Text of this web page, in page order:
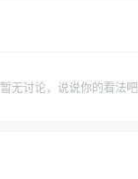
暂无讨论，说说你的看法吧